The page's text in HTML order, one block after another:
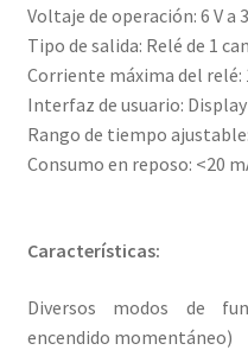
Voltaje de operación: 6 V a
Tipo de salida: Relé de 1
Corriente máxima del relé:
Interfaz de usuario:
Rango de tiempo
Consumo en reposo: <20
Características:
Diversos modos de
encendido momentáneo)